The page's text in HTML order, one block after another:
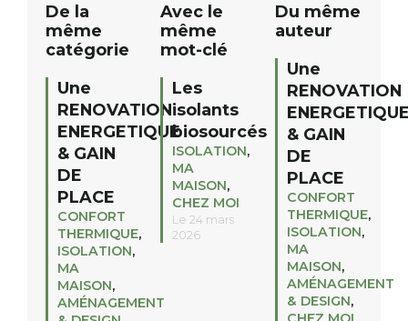
De la
même
catégorie
Une
RENOVATION
ENERGETIQUE
& GAIN
DE
PLACE
CONFORT
THERMIQUE,
ISOLATION,
MA
MAISON,
AMÉNAGEMENT
Avec le
même
mot-clé
Les
isolants
biosourcés
ISOLATION,
MA
MAISON,
CHEZ MOI
Le 24 mars
2026
Du même
auteur
Une
RENOVATION
& GAIN
DE
PLACE
CONFORT
THERMIQUE,
ISOLATION,
MA
MAISON,
AMÉNAGEMENT
& DESIGN,